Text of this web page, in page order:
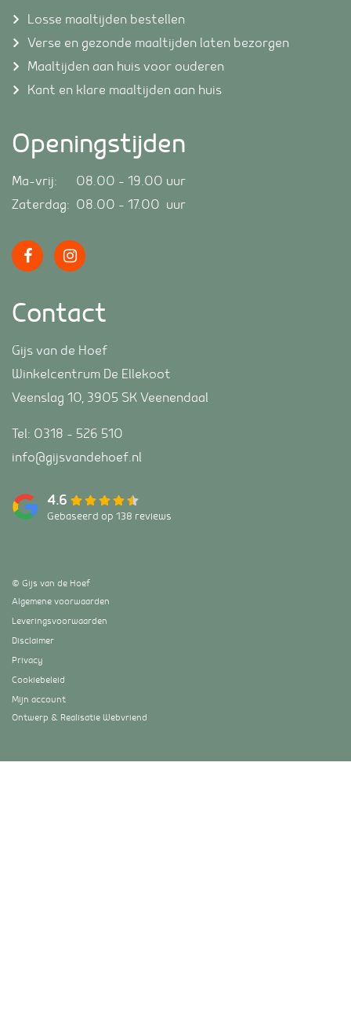
Losse maaltijden bestellen
Verse en gezonde maaltijden laten bezorgen
Maaltijden aan huis voor ouderen
Kant en klare maaltijden aan huis
Openingstijden
Ma-vrij: 08.00 – 19.00 uur
Zaterdag: 08.00 – 17.00 uur
Contact
Gijs van de Hoef
Winkelcentrum De Ellekoot
Veenslag 10, 3905 SK Veenendaal
Tel: 0318 – 526 510
info@gijsvandehoef.nl
4.6
Gebaseerd op 138 reviews
© Gijs van de Hoef
Algemene voorwaarden
Leveringsvoorwaarden
Disclaimer
Privacy
Cookiebeleid
Mijn account
Ontwerp & Realisatie Webvriend